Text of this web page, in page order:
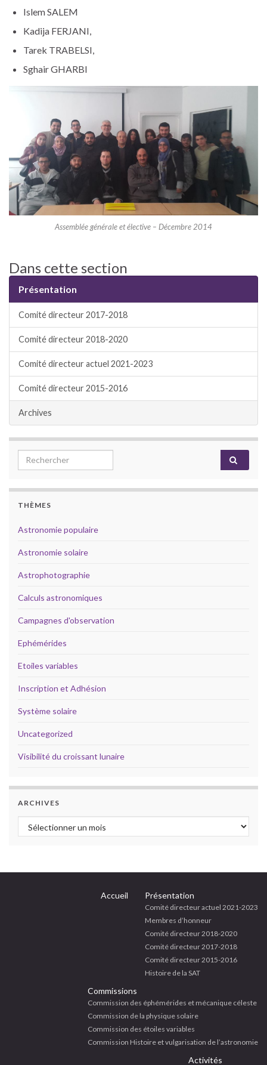
Islem SALEM
Kadija FERJANI,
Tarek TRABELSI,
Sghair GHARBI
Assemblée générale et élective – Décembre 2014
Dans cette section
Présentation
Comité directeur 2017-2018
Comité directeur 2018-2020
Comité directeur actuel 2021-2023
Comité directeur 2015-2016
Archives
Search for:
THÈMES
Astronomie populaire
Astronomie solaire
Astrophotographie
Calculs astronomiques
Campagnes d'observation
Ephémérides
Etoiles variables
Inscription et Adhésion
Système solaire
Uncategorized
Visibilité du croissant lunaire
ARCHIVES
Archives
Accueil Présentation
Comité directeur actuel 2021-2023
Membres d’honneur
Comité directeur 2018-2020
Comité directeur 2017-2018
Comité directeur 2015-2016
Histoire de la SAT
Commissions
Commission des éphémérides et mécanique céleste
Commission de la physique solaire
Commission des étoiles variables
Commission Histoire et vulgarisation de l’astronomie
Activités